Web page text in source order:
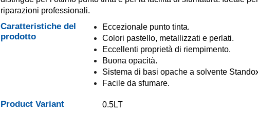
riparazioni professionali.
Caratteristiche del
prodotto
Eccezionale punto tinta.
Colori pastello, metallizzati e perlati.
Eccellenti proprietà di riempimento.
Buona opacità.
Sistema di basi opache a solvente
Facile da sfumare.
Product Variant 0.5LT